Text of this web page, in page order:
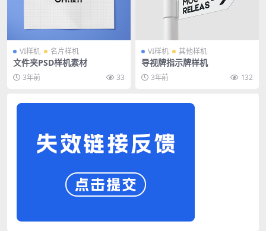
VI样机 名片样机
文件夹PSD样机素材
3年前 33
VI样机 其他样机
导视牌指示牌样机
3年前 132